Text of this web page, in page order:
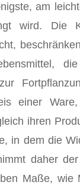
am
wird. Die
einer
ihren
in dem die
daher
Maße, wie